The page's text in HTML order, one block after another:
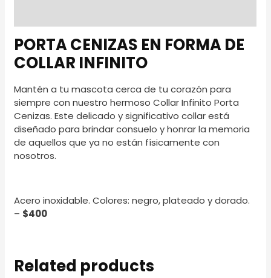
PORTA CENIZAS EN FORMA DE
COLLAR INFINITO
Mantén a tu mascota cerca de tu corazón para
siempre con nuestro hermoso Collar Infinito Porta
Cenizas. Este delicado y significativo collar está
diseñado para brindar consuelo y honrar la memoria
de aquellos que ya no están físicamente con
nosotros.
Acero inoxidable. Colores: negro, plateado y dorado.
– $400
Related products